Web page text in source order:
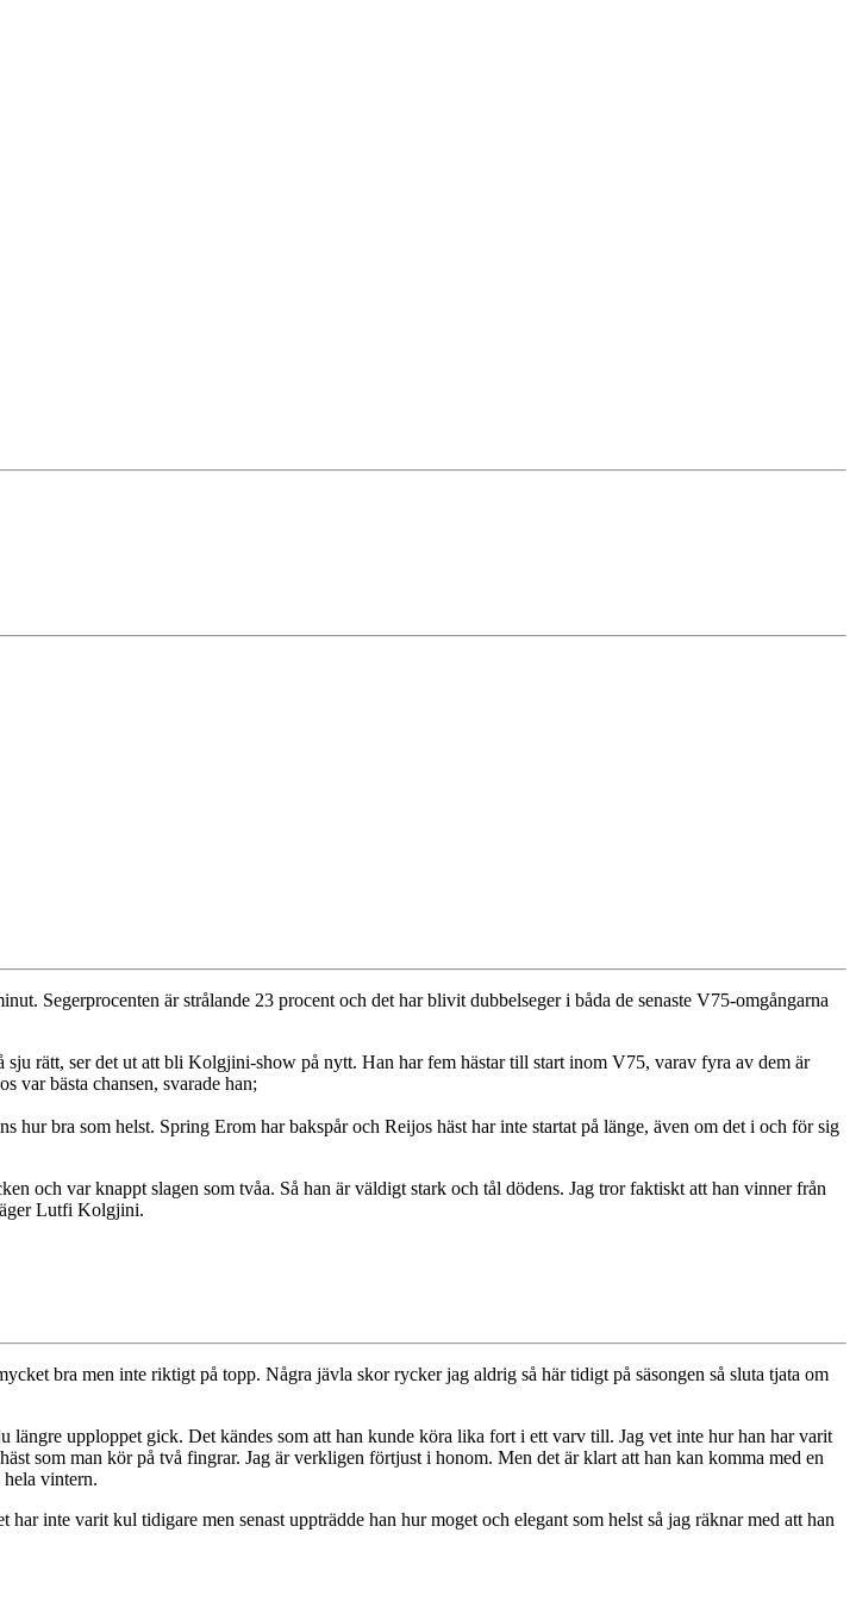
Segerprocenten är strålande 23 procent och det har blivit dubbelseger i båda de senaste V75-omgångarna
sju rätt, ser det ut att bli Kolgjini-show på nytt. Han har fem hästar till start inom V75, varav fyra av dem är
var bästa chansen, svarade han;
bra som helst. Spring Erom har bakspår och Reijos häst har inte startat på länge, även om det i och för sig
och var knappt slagen som tvåa. Så han är väldigt stark och tål dödens. Jag tror faktiskt att han vinner från
Lutfi Kolgjini.
bra men inte riktigt på topp. Några jävla skor rycker jag aldrig så här tidigt på säsongen så sluta tjata om
upploppet gick. Det kändes som att han kunde köra lika fort i ett varv till. Jag vet inte hur han har varit
som man kör på två fingrar. Jag är verkligen förtjust i honom. Men det är klart att han kan komma med en
vintern.
inte varit kul tidigare men senast uppträdde han hur moget och elegant som helst så jag räknar med att han